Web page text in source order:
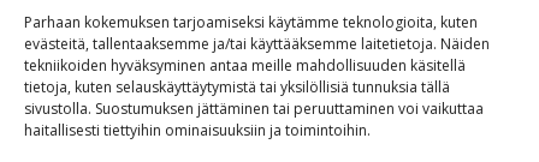
Parhaan kokemuksen tarjoamiseksi käytämme teknologioita, kuten
evästeitä, tallentaaksemme ja/tai käyttääksemme laitetietoja. Näiden
tekniikoiden hyväksyminen antaa meille mahdollisuuden käsitellä
tietoja, kuten selauskäyttäytymistä tai yksilöllisiä tunnuksia tällä
sivustolla. Suostumuksen jättäminen tai peruuttaminen voi vaikuttaa
haitallisesti tiettyihin ominaisuuksiin ja toimintoihin.
Alkuun Ryhmille Kokous & Ohjelmat